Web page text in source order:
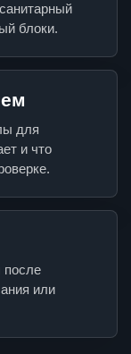
блоки.
для
и что
после
или